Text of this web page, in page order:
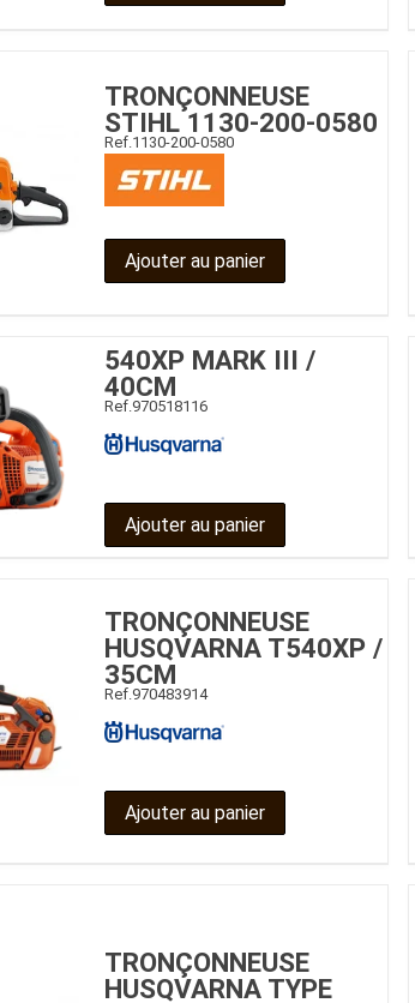
TRONÇONNEUSE
STIHL 1130-200-0580
Ref.1130-200-0580
Ajouter au panier
540XP MARK III /
40CM
Ref.970518116
Ajouter au panier
TRONÇONNEUSE
HUSQVARNA T540XP /
35CM
Ref. 970483914
Ajouter au panier
TRONÇONNEUSE
HUSQVARNA TYPE